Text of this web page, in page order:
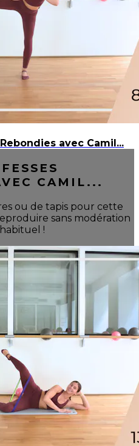
avec Camil...
CAMIL...
ou de tapis pour cette
sans modération
!